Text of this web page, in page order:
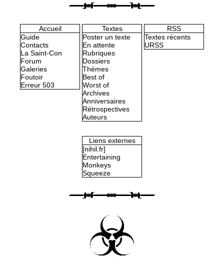
Accueil
Guide
Contacts
La Saint-Con
Forum
Galeries
Foutoir
Erreur 503
Textes
Poster un texte
En attente
Rubriques
Dossiers
Thèmes
Best of
Worst of
Archives
Anniversaires
Rétrospectives
Auteurs
RSS
Textes récents
URSS
Liens externes
[nihil.fr]
Entertaining
Monkeys
Squeeze